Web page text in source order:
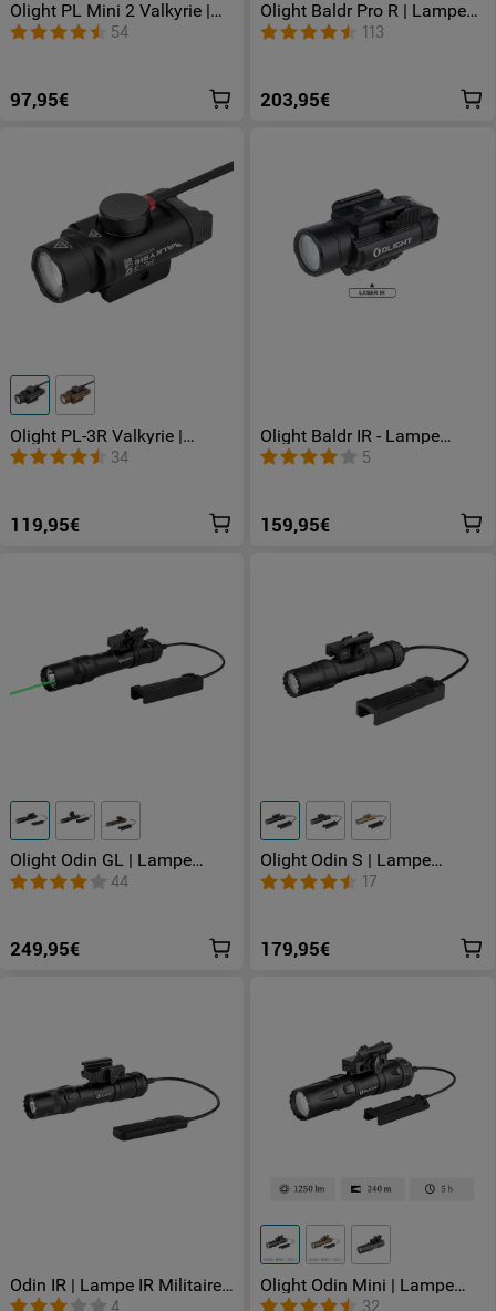
Olight PL Mini 2 Valkyrie |
Lampe tactique
rechargeable
54
97,95€
Olight Baldr Pro R | Lampe
tactique avec laser vert &
1350 lumens LED
113
203,95€
Olight PL-3R Valkyrie |
lampe tactique rechargeable
1500 lumens
34
119,95€
Olight Baldr IR - Lampe
Militaire Ultra Puissante
(Laser Infrarouge Invisible)
5
159,95€
Olight Odin GL | Lampe
tactique avec laser vert 1500
Lumens
44
249,95€
Olight Odin S | Lampe
tactique 1500 lumens
17
179,95€
Odin IR | Lampe IR Militaire
850nm 1000lm Lumière
4
Olight Odin Mini | Lampe
Tactique Montée Sur M-LOK
32